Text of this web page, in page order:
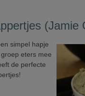
(Jamie
simpel hapje
eters mee
de perfecte